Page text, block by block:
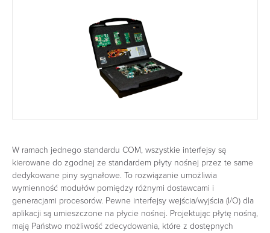
W ramach jednego standardu COM, wszystkie interfejsy są
kierowane do zgodnej ze standardem płyty nośnej przez te same
dedykowane piny sygnałowe. To rozwiązanie umożliwia
wymienność modułów pomiędzy różnymi dostawcami i
generacjami procesorów. Pewne interfejsy wejścia/wyjścia (I/O) dla
aplikacji są umieszczone na płycie nośnej. Projektując płytę nośną,
mają Państwo możliwość zdecydowania, które z dostępnych